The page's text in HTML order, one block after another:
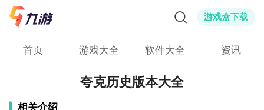
游戏盒下载
首页 游戏大全 软件大全 资讯
夸克历史版本大全
相关介绍